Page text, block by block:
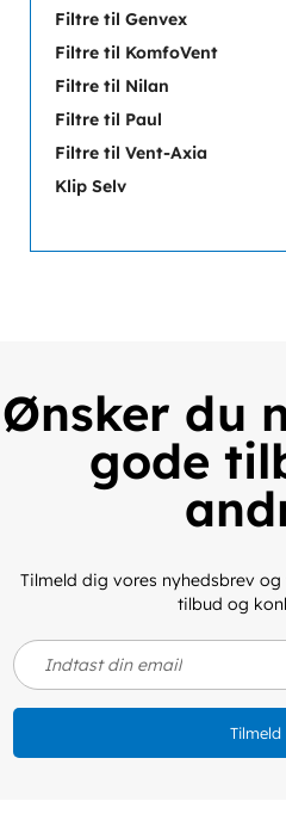
Filtre til Genvex
Filtre til KomfoVent
Filtre til Nilan
Filtre til Paul
Filtre til Vent-Axia
Klip Selv
Ønsker du
gode
Tilmeld dig vores nyhedsbrev
tilbud og
Tilmeld